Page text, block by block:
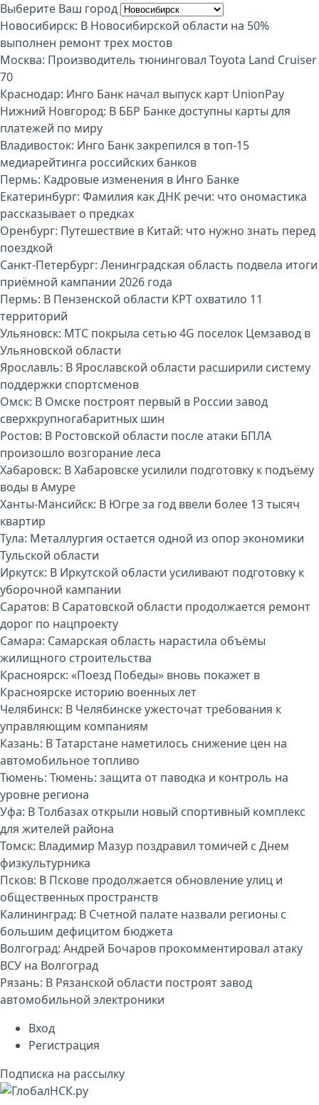
Выберите Ваш город
Новосибирск: В Новосибирской области на 50%
выполнен ремонт трех мостов
Москва: Производитель тюнинговал Toyota Land Cruiser
70
Краснодар: Инго Банк начал выпуск карт UnionPay
Нижний Новгород: В ББР Банке доступны карты для
платежей по миру
Владивосток: Инго Банк закрепился в топ-15
медиарейтинга российских банков
Пермь: Кадровые изменения в Инго Банке
Екатеринбург: Фамилия как ДНК речи: что ономастика
рассказывает о предках
Оренбург: Путешествие в Китай: что нужно знать перед
поездкой
Санкт-Петербург: Ленинградская область подвела итоги
приёмной кампании 2026 года
Пермь: В Пензенской области КРТ охватило 11
территорий
Ульяновск: МТС покрыла сетью 4G поселок Цемзавод в
Ульяновской области
Ярославль: В Ярославской области расширили систему
поддержки спортсменов
Омск: В Омске построят первый в России завод
сверхкрупногабаритных шин
Ростов: В Ростовской области после атаки БПЛА
произошло возгорание леса
Хабаровск: В Хабаровске усилили подготовку к подъёму
воды в Амуре
Ханты-Мансийск: В Югре за год ввели более 13 тысяч
квартир
Тула: Металлургия остается одной из опор экономики
Тульской области
Иркутск: В Иркутской области усиливают подготовку к
уборочной кампании
Саратов: В Саратовской области продолжается ремонт
дорог по нацпроекту
Самара: Самарская область нарастила объёмы
жилищного строительства
Красноярск: «Поезд Победы» вновь покажет в
Красноярске историю военных лет
Челябинск: В Челябинске ужесточат требования к
управляющим компаниям
Казань: В Татарстане наметилось снижение цен на
автомобильное топливо
Тюмень: Тюмень: защита от паводка и контроль на
уровне региона
Уфа: В Толбазах открыли новый спортивный комплекс
для жителей района
Томск: Владимир Мазур поздравил томичей с Днем
физкультурника
Псков: В Пскове продолжается обновление улиц и
общественных пространств
Калининград: В Счетной палате назвали регионы с
большим дефицитом бюджета
Волгоград: Андрей Бочаров прокомментировал атаку
ВСУ на Волгоград
Рязань: В Рязанской области построят завод
автомобильной электроники
Вход
Регистрация
Подписка на рассылку